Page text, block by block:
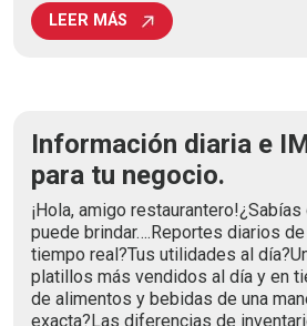
LEER MÁS
Información diaria e
para tu negocio.
¡Hola, amigo restaurantero!¿Sabías
puede brindar….Reportes diarios
tiempo real?Tus utilidades al
platillos más vendidos al día y en
de alimentos y bebidas de una
exacta?Las diferencias de